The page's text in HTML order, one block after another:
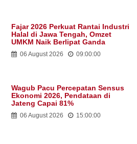
Fajar 2026 Perkuat Rantai Industri
Halal di Jawa Tengah, Omzet
UMKM Naik Berlipat Ganda
06 August 2026 09:00:00
Wagub Pacu Percepatan Sensus
Ekonomi 2026, Pendataan di
Jateng Capai 81%
06 August 2026 15:00:00